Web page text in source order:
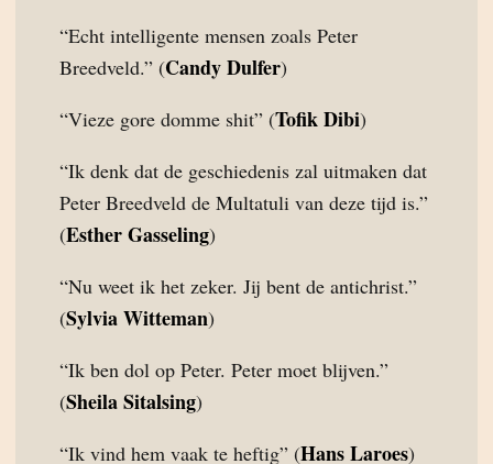
“Echt intelligente mensen zoals Peter
Breedveld.” (Candy Dulfer)
“Vieze gore domme shit” (Tofik Dibi)
“Ik denk dat de geschiedenis zal uitmaken dat
Peter Breedveld de Multatuli van deze tijd is.”
(Esther Gasseling)
“Nu weet ik het zeker. Jij bent de antichrist.”
(Sylvia Witteman)
“Ik ben dol op Peter. Peter moet blijven.”
(Sheila Sitalsing)
“Ik vind hem vaak te heftig” (Hans Laroes)